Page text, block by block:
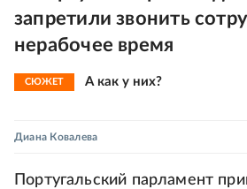
запретили звонить
нерабочее время
СЮЖЕТ А как у них?
Диана Ковалева
Португальский парламент